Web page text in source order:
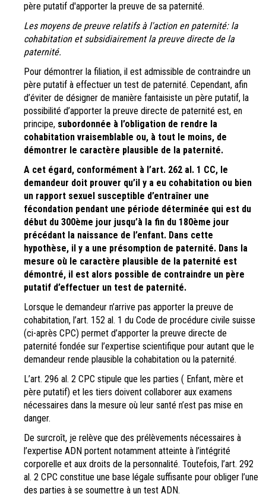
père putatif d'apporter la preuve de sa paternité.
Les moyens de preuve relatifs à l'action en paternité: la
cohabitation et subsidiairement la preuve directe de la
paternité.
Pour démontrer la filiation, il est admissible de contraindre un
père putatif à effectuer un test de paternité. Cependant, afin
d’éviter de désigner de manière fantaisiste un père putatif, la
possibilité d’apporter la preuve directe de paternité est, en
principe, subordonnée à l’obligation de rendre la
cohabitation vraisemblable ou, à tout le moins, de
démontrer le caractère plausible de la paternité.
A cet égard, conformément à l’art. 262 al. 1 CC, le
demandeur doit prouver qu’il y a eu cohabitation ou bien
un rapport sexuel susceptible d’entraîner une
fécondation pendant une période déterminée qui est du
début du 300ème jour jusqu’à la fin du 180ème jour
précédant la naissance de l’enfant. Dans cette
hypothèse, il y a une présomption de paternité. Dans la
mesure où le caractère plausible de la paternité est
démontré, il est alors possible de contraindre un père
putatif d’effectuer un test de paternité.
Lorsque le demandeur n’arrive pas apporter la preuve de
cohabitation, l’art. 152 al. 1 du Code de procédure civile suisse
(ci-après CPC) permet d’apporter la preuve directe de
paternité fondée sur l’expertise scientifique pour autant que le
demandeur rende plausible la cohabitation ou la paternité.
L’art. 296 al. 2 CPC stipule que les parties ( Enfant, mère et
père putatif) et les tiers doivent collaborer aux examens
nécessaires dans la mesure où leur santé n’est pas mise en
danger.
De surcroît, je relève que des prélèvements nécessaires à
l’expertise ADN portent notamment atteinte à l’intégrité
corporelle et aux droits de la personnalité. Toutefois, l’art. 292
al. 2 CPC constitue une base légale suffisante pour obliger l’une
des parties à se soumettre à un test ADN.